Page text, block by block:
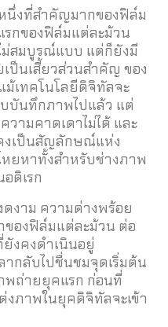
นึ่งที่สำคัญมากของฟิล์ม
กของฟิล์มแต่ละม้วน
ม่สมบูรณ์แบบ แต่ก็ยังมี
ป็นเสี้ยวส่วนสำคัญ ของ
เทคโนโลยีดิจิทัลจะ
บันทึกภาพไปแล้ว แต่
ามคาดเดาไม่ได้ และ
งเป็นสัญลักษณ์แห่ง
ยหาทั้งสำหรับช่างภาพ
ดิเรก
งาม ความด่างพร้อย
องฟิล์มแต่ละม้วน ต่อ
งคงดำเนินอยู่
กลับไปชื่นชมจุดเริ่มต้น
พถ่ายยุคแรก ก่อนที่
ภาพในยุคดิจิทัลจะเข้า